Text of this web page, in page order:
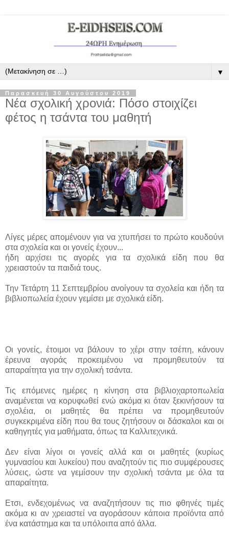
▼
Παρασκευή 30 Αυγούστου 2019
Νέα σχολική χρονιά: Πόσο στοιχίζει
φέτος η τσάντα του μαθητή
Λίγες μέρες απομένουν για να χτυπήσει το πρώτο κουδούνι
στα σχολεία και οι γονείς έχουν...
ήδη αρχίσει τις αγορές για τα σχολικά είδη που θα
χρειαστούν τα παιδιά τους.
Την Τετάρτη 11 Σεπτεμβρίου ανοίγουν τα σχολεία και ήδη τα
βιβλιοπωλεία έχουν γεμίσει με σχολικά είδη.
Οι γονείς, έτοιμοι να βάλουν το χέρι στην τσέπη, κάνουν
έρευνα αγοράς προκειμένου να προμηθευτούν τα
απαραίτητα για την σχολική τσάντα.
Τις επόμενες ημέρες η κίνηση στα βιβλιοχαρτοπωλεία
αναμένεται να κορυφωθεί ενώ ακόμα κι όταν ξεκινήσουν τα
σχολέια, οι μαθητές θα πρέπει να προμηθευτούν
συγκεκριμένα είδη που θα τους ζητήσουν οι δάσκαλοι και οι
καθηγητές για μαθήματα, όπως τα Καλλιτεχνικά.
Δεν είναι λίγοι οι γονείς αλλά και οι μαθητές (κυρίως
γυμνασίου και λυκείου) που αναζητούν τις πιο συμφέρουσες
λύσεις, ώστε να γεμίσουν την σχολική τσάντα με όλα τα
απαραίτητα.
Ετσι, ενδεχομένως να αναζητήσουν τις πιο φθηνές τιμές
ακόμα κι αν χρειαστεί να αγοράσουν κάποια προϊόντα από
ένα κατάστημα και τα υπόλοιπα από άλλα.